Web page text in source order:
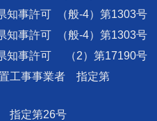
知事許可
（般-4）第1303号
知事許可
（般-4）第1303号
知事許可
（2）第17190号
工事事業者 指定第
指定第26号